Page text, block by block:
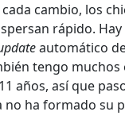
cambio, los
rápido.
automático
tengo
años, así que
ha formado su